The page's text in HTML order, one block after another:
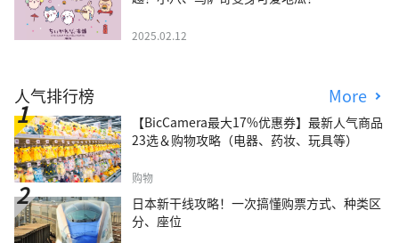
2025.02.12
人气排行榜 More
【BicCamera最大17%优惠券】最新人气商品
23选＆购物攻略（电器、药妆、玩具等）
购物
日本新干线攻略！一次搞懂购票方式、种类区
分、座位